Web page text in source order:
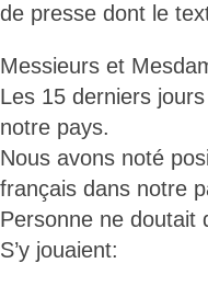
de presse dont le
Messieurs et
Les 15 derniers
notre pays.
Nous avons noté
français dans notre
Personne ne doutait
S’y jouaient: